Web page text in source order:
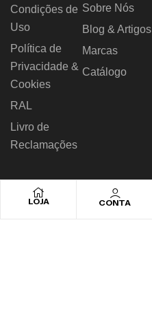
LOJA CONTA
Condições de
Uso
Política de
Privacidade &
Cookies
RAL
Livro de
Reclamações
Sobre Nós
Blog & Artigos
Marcas
Catálogo